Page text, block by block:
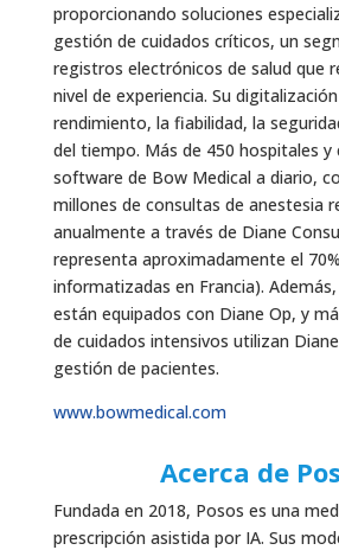
proporcionando soluciones
gestión de cuidados críticos, un
registros electrónicos de salud que
nivel de experiencia. Su
rendimiento, la fiabilidad, la
del tiempo. Más de 450 hospitales y
software de Bow Medical a diario,
millones de consultas de anestesia
anualmente a través de Diane
representa aproximadamente el
informatizadas en Francia).
están equipados con Diane Op, y
de cuidados intensivos utilizan
gestión de pacientes.
www.bowmedical.com
Acerca de
Fundada en 2018, Posos es una
prescripción asistida por IA. Sus